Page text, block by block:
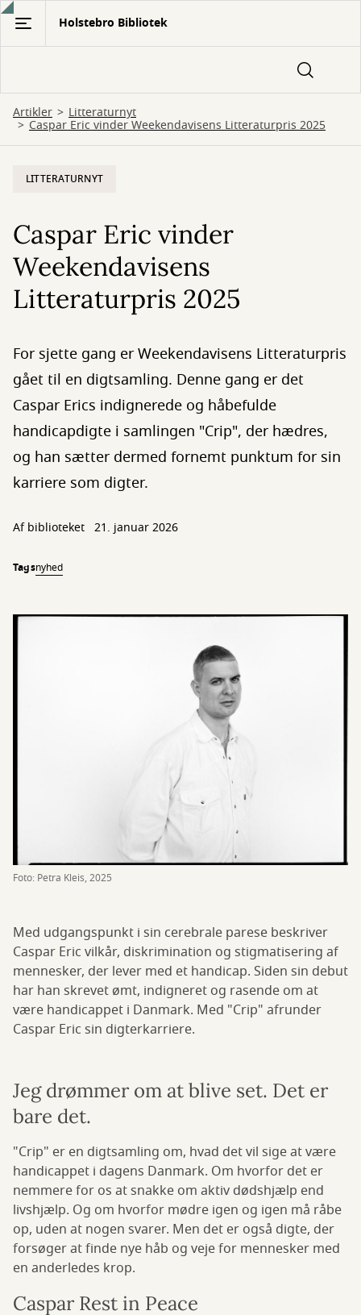
Gå
hovedindhold
Holstebro Bibliotek
Artikler Litteraturnyt
Caspar Eric vinder Weekendavisens Litteraturpris 2025
LITTERATURNYT
Caspar Eric vinder
Weekendavisens
Litteraturpris 2025
For sjette gang er Weekendavisens Litteraturpris
gået til en digtsamling. Denne gang er det
Caspar Erics indignerede og håbefulde
handicapdigte i samlingen "Crip", der hædres,
og han sætter dermed fornemt punktum for sin
karriere som digter.
Af biblioteket 21. januar 2026
Tagsnyhed
Foto: Petra Kleis, 2025
Med udgangspunkt i sin cerebrale parese beskriver
Caspar Eric vilkår, diskrimination og stigmatisering af
mennesker, der lever med et handicap. Siden sin debut
har han skrevet ømt, indigneret og rasende om at
være handicappet i Danmark. Med "Crip" afrunder
Caspar Eric sin digterkarriere.
Jeg drømmer om at blive set. Det er
bare det.
"Crip" er en digtsamling om, hvad det vil sige at være
handicappet i dagens Danmark. Om hvorfor det er
nemmere for os at snakke om aktiv dødshjælp end
livshjælp. Og om hvorfor mødre igen og igen må råbe
op, uden at nogen svarer. Men det er også digte, der
forsøger at finde nye håb og veje for mennesker med
en anderledes krop.
Caspar Rest in Peace